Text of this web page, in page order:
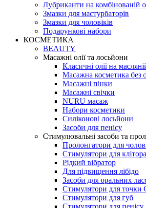
Лубриканти на комбінованій
Змазки для мастурбаторів
Змазки для чоловіків
Подарункові набори
КОСМЕТИКА
BEAUTY
Масажні олії та лосьйони
Класичні олії на
Масажна косметика без
Масажні пінки
Масажні свічки
NURU масаж
Набори косметики
Силіконові лосьйони
Засоби для пенісу
Стимулювальні засоби та
Пролонгатори для
Стимулятори для клітора
Рідкий вібратор
Для підвищення лібідо
Засоби для оральних
Стимулятори для точки
Стимулятори для губ
Стимулятори для пенісу